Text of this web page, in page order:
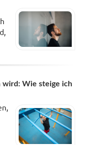
wird: Wie steige ich